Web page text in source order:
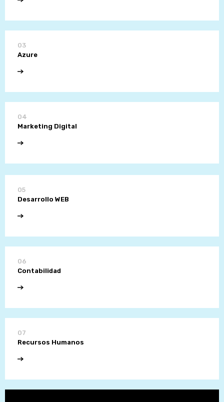
03
Azure
04
Marketing Digital
05
Desarrollo WEB
06
Contabilidad
07
Recursos Humanos